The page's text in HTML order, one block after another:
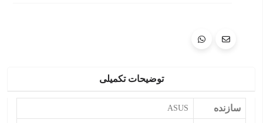
توضیحات تکمیلی
سازنده ASUS